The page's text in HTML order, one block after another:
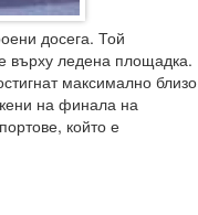
досега. Той
върху ледена площадка.
максимално близо
на финала на
който е